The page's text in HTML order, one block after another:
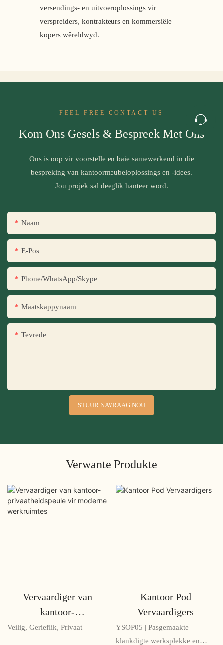
versendings- en uitvoeroplossings vir
verspreiders, kontrakteurs en kommersiële
kopers wêreldwyd.
FEEL FREE CONTACT US
Kom Ons Gesels & Bespreek Met Ons
Ons is oop vir voorstelle en baie samewerkend in die
bespreking van kantoormeubeloplossings en -idees.
Jou projek sal deeglik hanteer word.
Naam
E-Pos
Phone/WhatsApp/Skype
Maatskappynaam
Tevrede
STUUR NAVRAAG NOU
Verwante Produkte
Vervaardiger van
kantoor-
privaatheidspeule vir
Veilig, Gerieflik, Privaat
Kantoor Pod
Vervaardigers
YSOP05 | Pasgemaakte
klankdigte werksplekke en